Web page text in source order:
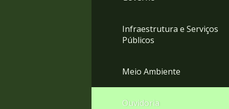
Infraestrutura e Serviços
Públicos
Meio Ambiente
Ouvidoria